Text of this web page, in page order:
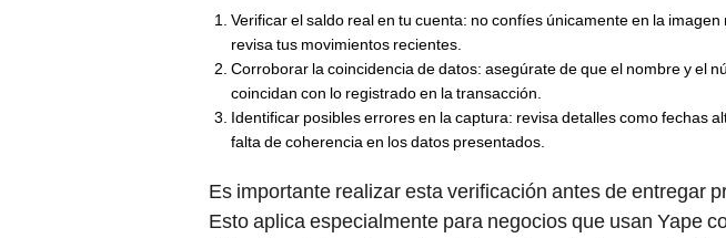
Verificar el saldo real en tu cuenta: no confíes únicamente en la
revisa tus movimientos recientes.
Corroborar la coincidencia de datos: asegúrate de que el nombre y el
coincidan con lo registrado en la transacción.
Identificar posibles errores en la captura: revisa detalles como fechas
falta de coherencia en los datos presentados.
Es importante realizar esta verificación antes de entregar
Esto aplica especialmente para negocios que usan Yape